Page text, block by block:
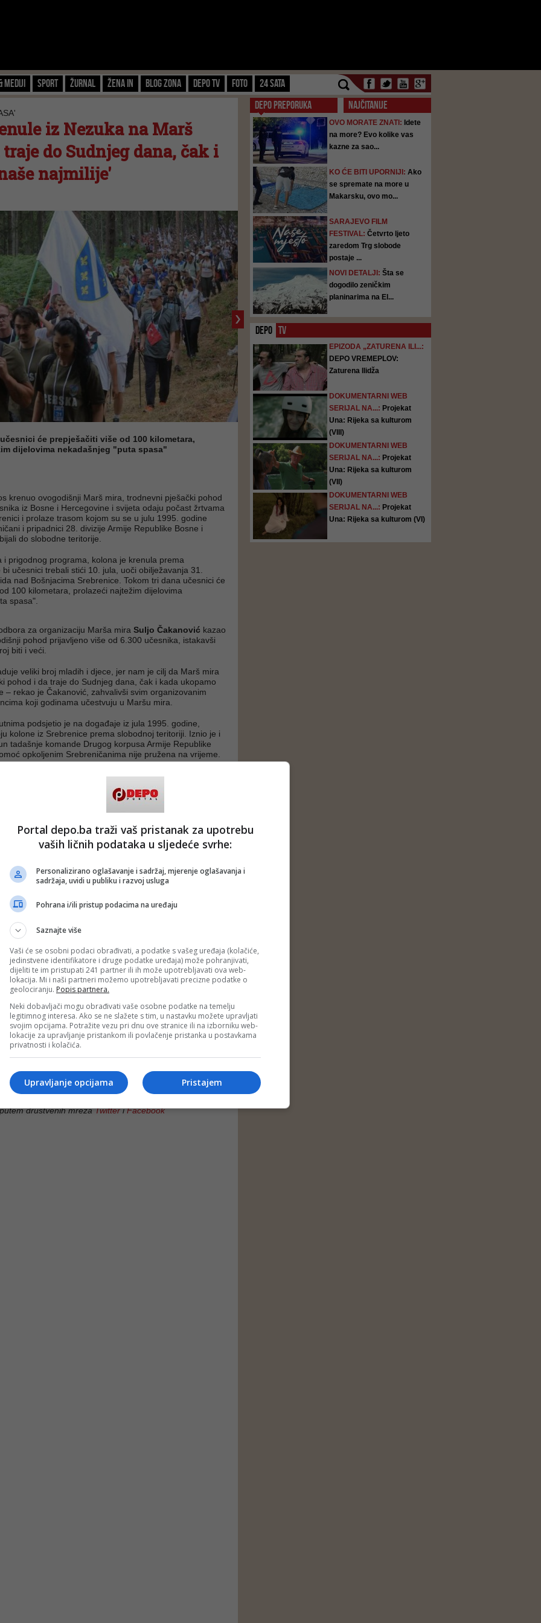
Mediji Sport Žurnal Žena IN Blog zona Depo TV FOTO 24 SATA
iz Nezuka na Marš
do Sudnjeg dana, čak i
najmilije'
će prepješačiti više od 100 kilometara,
dijelovima nekadašnjeg "puta spasa"
krenuo ovogodišnji Marš mira, trodnevni pješački pohod
iz Bosne i Hercegovine i svijeta odaju počast žrtvama
i prolaze trasom kojom su se u julu 1995. godine
i pripadnici 28. divizije Armije Republike Bosne i
do slobodne teritorije.
i prigodnog programa, kolona je krenula prema
učesnici trebali stići 10. jula, uoči obilježavanja 31.
nad Bošnjacima Srebrenice. Tokom tri dana učesnici će
100 kilometara, prolazeći najtežim dijelovima
spasa".
za organizaciju Marša mira Suljo Čakanović kazao
pohod prijavljeno više od 6.300 učesnika, istakavši
biti i veći.
veliki broj mladih i djece, jer nam je cilj da Marš mira
pohod i da traje do Sudnjeg dana, čak i kada ukopamo
– rekao je Čakanović, zahvalivši svim organizovanim
koji godinama učestvuju u Maršu mira.
podsjetio je na događaje iz jula 1995. godine,
kolone iz Srebrenice prema slobodnoj teritoriji. Iznio je i
tadašnje komande Drugog korpusa Armije Republike
opkoljenim Srebreničanima nije pružena na vrijeme.
odlučujuću pomoć pri probijanju posljednje
pružili su dobrovoljci predvođeni ratnim komandantom
i obrazovanje Kantona Sarajevo Naida Hota-Muminović
mira ima posebnu ulogu u obrazovanju mladih i očuvanju
iz Kantona Sarajevo već treću godinu organizovano
te da ih je ove godine 230 na Maršu mira.
od 6.500 srednjoškolaca iz Kantona Sarajevo posjetilo
bi učili o herojskom proboju i odbrani. Na taj način
stvaramo generacije koje će biti garant da se istina o
zaboraviti – poručila je Hota-Muminović.
Tuzlanskog kantona Ivana Mijatović naglasila je da
pješački pohod, već snažan čin očuvanja kolektivnog
moralna i ljudska obaveza da čuvamo kulturu
društvo u kojem će mir, tolerancija i međusobno
vrijednosti. Učesnicima želim sretan put, jer ovo nije
već dokaz da se Srebrenica ne zaboravlja – kazala je
se organizuje u okviru programa obilježavanja
u Srebrenici i svake godine okuplja hiljade ljudi koji
počast ubijenim žrtvama i šalju poruku da se istina,
moraju čuvati za buduće generacije.
društvenih mrežaTwitteriFacebook
DEPO PREPORUKA NAJČITANIJE
OVO MORATE ZNATI: Idete
na more? Evo kolike vas
kazne za sao...
KO ĆE BITI UPORNIJI: Ako
se spremate na more u
Makarsku, ovo mo...
SARAJEVO FILM
FESTIVAL: Četvrto ljeto
zaredom Trg slobode
postaje ...
NOVI DETALJI: Šta se
dogodilo zeničkim
planinarima na El...
DEPO TV
EPIZODA „ZATURENA ILI...:
DEPO VREMEPLOV:
Zaturena Ilidža
DOKUMENTARNI WEB
SERIJAL NA...: Projekat
Una: Rijeka sa kulturom
(VIII)
DOKUMENTARNI WEB
SERIJAL NA...: Projekat
Una: Rijeka sa kulturom
(VII)
DOKUMENTARNI WEB
SERIJAL NA...: Projekat
Una: Rijeka sa kulturom (VI)
Portal depo.ba traži vaš pristanak za upotrebu
vaših ličnih podataka u sljedeće svrhe:
Personalizirano oglašavanje i sadržaj, mjerenje oglašavanja i
sadržaja, uvidi u publiku i razvoj usluga
Pohrana i/ili pristup podacima na uređaju
Saznajte više
Vaši će se osobni podaci obrađivati, a podatke s vašeg uređaja (kolačiće,
jedinstvene identifikatore i druge podatke uređaja) može pohranjivati,
dijeliti te im pristupati 241 partner ili ih može upotrebljavati ova web-
lokacija. Mi i naši partneri možemo upotrebljavati precizne podatke o
geolociranju. Popis partnera.
Neki dobavljači mogu obrađivati vaše osobne podatke na temelju
legitimnog interesa. Ako se ne slažete s tim, u nastavku možete upravljati
svojim opcijama. Potražite vezu pri dnu ove stranice ili na izborniku web-
lokacije za upravljanje pristankom ili povlačenje pristanka u postavkama
privatnosti i kolačića.
Pristajem
Upravljanje opcijama